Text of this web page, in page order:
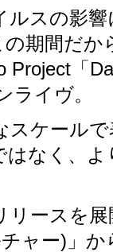
ルスの影
期間だか
Project「
ライヴ。
スケール
はなく、
リースを
ャー)」